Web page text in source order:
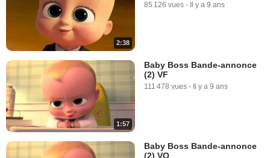
2:38
85 126 vues - Il y a 9 ans
1:57
Baby Boss Bande-annonce
(2) VF
111 478 vues - Il y a 9 ans
Baby Boss Bande-annonce
(2) VO